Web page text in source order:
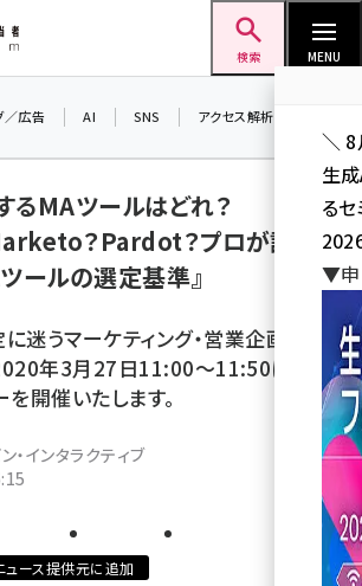
検索 MENU
／広告 AI SNS アクセス解析／データ分析
るMAツールはどれ？
？Pardot？プロが語る
ールの選定基準』
迷うマーケティング・営業企画のご
年3月27日11:00～11:50に
開催いたします。
・インタラクティブ
ュース提供元に追加
＼ 8
生
る
▼申